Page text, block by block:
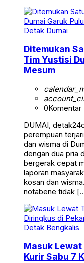
Detak Dumai
Ditemukan
Tim Yustisi
Mesum
0Komentar
DUMAI,
perempuan
dan wisma di
dengan dua pria
bergerak cepat
laporan
kosan dan
notabene tidak
Detak Bengkalis
Masuk
Kurir Sabu 7